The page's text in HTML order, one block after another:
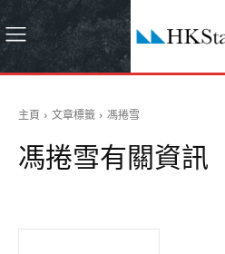
主頁 文章標籤 馮捲雪
馮捲雪有關資訊